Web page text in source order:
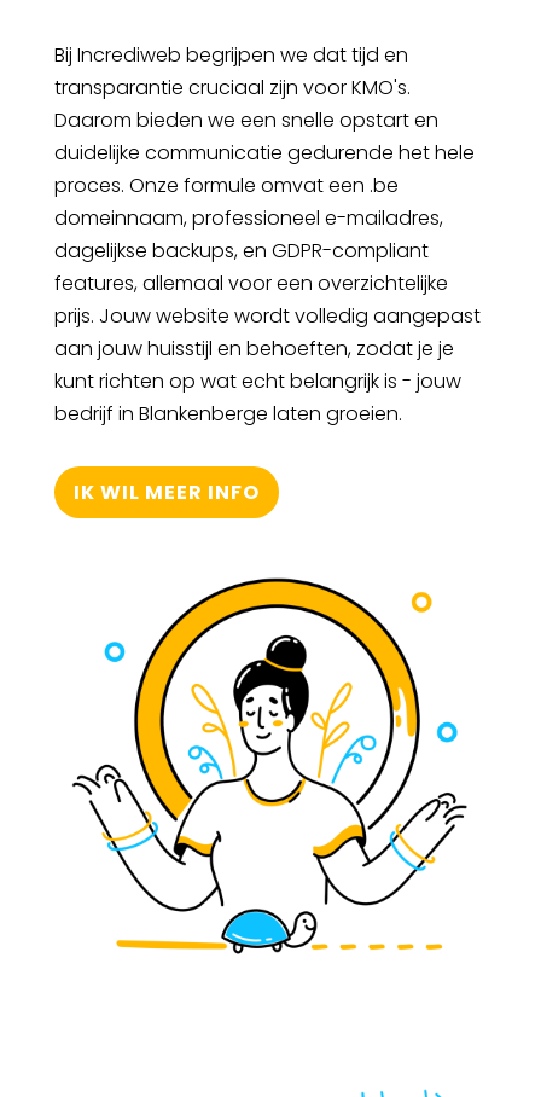
Bij Incrediweb begrijpen we dat tijd en
transparantie cruciaal zijn voor KMO's.
Daarom bieden we een snelle opstart en
duidelijke communicatie gedurende het hele
proces. Onze formule omvat een .be
domeinnaam, professioneel e-mailadres,
dagelijkse backups, en GDPR-compliant
features, allemaal voor een overzichtelijke
prijs. Jouw website wordt volledig aangepast
aan jouw huisstijl en behoeften, zodat je je
kunt richten op wat echt belangrijk is - jouw
bedrijf in Blankenberge laten groeien.
IK WIL MEER INFO